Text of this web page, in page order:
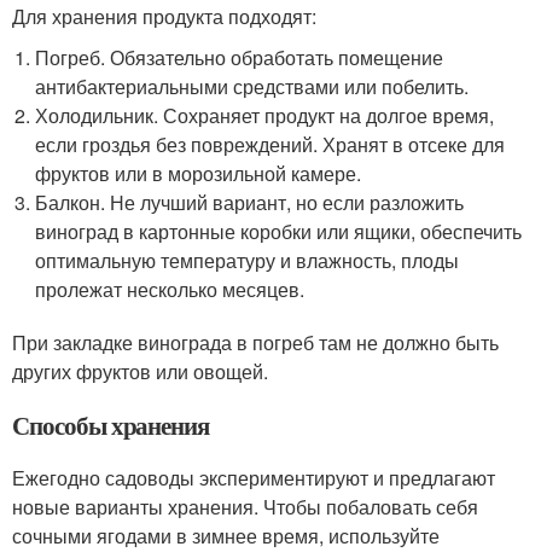
Для хранения продукта подходят:
Погреб. Обязательно обработать помещение
антибактериальными средствами или побелить.
Холодильник. Сохраняет продукт на долгое время,
если гроздья без повреждений. Хранят в отсеке для
фруктов или в морозильной камере.
Балкон. Не лучший вариант, но если разложить
виноград в картонные коробки или ящики, обеспечить
оптимальную температуру и влажность, плоды
пролежат несколько месяцев.
При закладке винограда в погреб там не должно быть
других фруктов или овощей.
Способы хранения
Ежегодно садоводы экспериментируют и предлагают
новые варианты хранения. Чтобы побаловать себя
сочными ягодами в зимнее время, используйте